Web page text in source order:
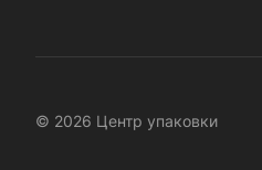
© 2026 Центр упаковки